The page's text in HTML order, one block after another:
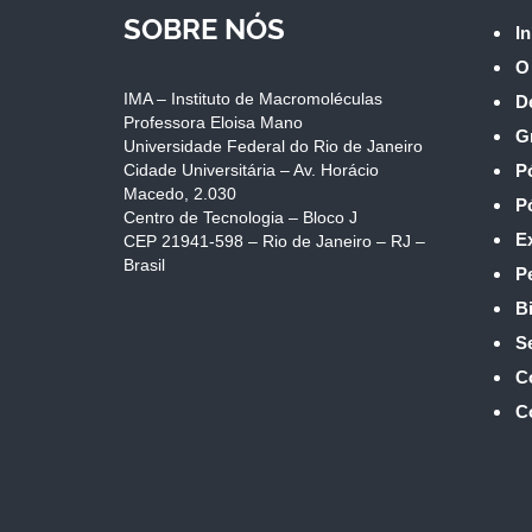
SOBRE NÓS
IMA – Instituto de Macromoléculas
Professora Eloisa Mano
Universidade Federal do Rio de Janeiro
Cidade Universitária – Av. Horácio
Macedo, 2.030
Centro de Tecnologia – Bloco J
CEP 21941-598 – Rio de Janeiro – RJ –
Brasil